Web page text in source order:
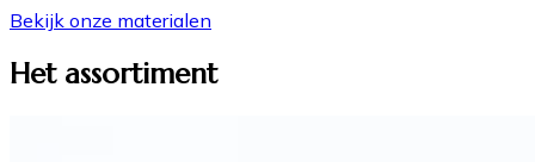
Bekijk onze materialen
Het assortiment